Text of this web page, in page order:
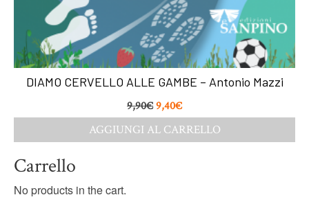
DIAMO CERVELLO ALLE GAMBE – Antonio Mazzi
9,90€9,40€
AGGIUNGI AL CARRELLO
Carrello
No products in the cart.